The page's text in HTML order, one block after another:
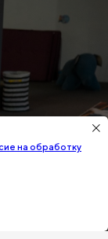
на обработку